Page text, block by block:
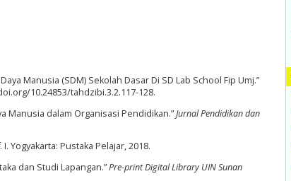
Manusia (SDM) Sekolah Dasar Di SD Lab School Fip Umj.”
10.24853/tahdzibi.3.2.117-128.
Manusia dalam Organisasi Pendidikan.”Jurnal Pendidikan dan
. I. Yogyakarta: Pustaka Pelajar, 2018.
dan Studi Lapangan.”Pre-print Digital Library UIN Sunan